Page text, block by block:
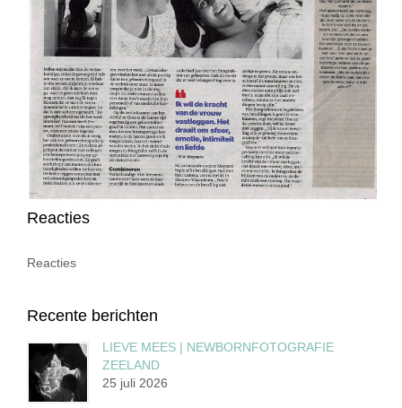
Reacties
Reacties
Recente berichten
LIEVE MEES | NEWBORNFOTOGRAFIE
ZEELAND
25 juli 2026